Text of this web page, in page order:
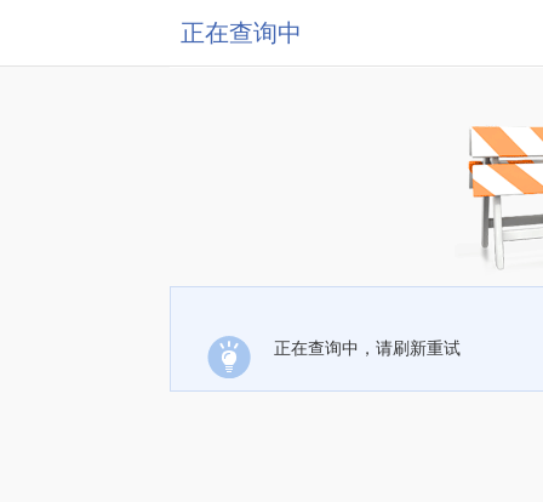
正在查询中
正在查询中，请刷新重试